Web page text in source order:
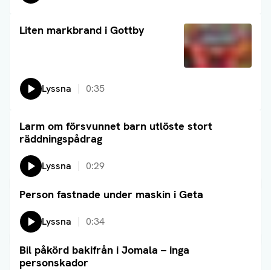
Liten markbrand i Gottby
Läs artikel
Lyssna 0:35
Larm om försvunnet barn utlöste stort
räddningspådrag
Läs artikel
Lyssna 0:29
Person fastnade under maskin i Geta
Läs artikel
Lyssna 0:34
Bil påkörd bakifrån i Jomala – inga
personskador
Läs artikel